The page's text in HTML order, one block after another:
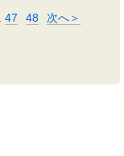
47 48 次へ＞